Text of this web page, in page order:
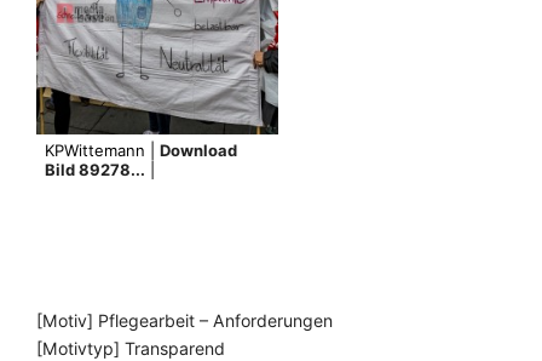
KPWittemann | Download
Bild 89278...
[Motiv] Pflegearbeit – Anforderungen
[Motivtyp] Transparend